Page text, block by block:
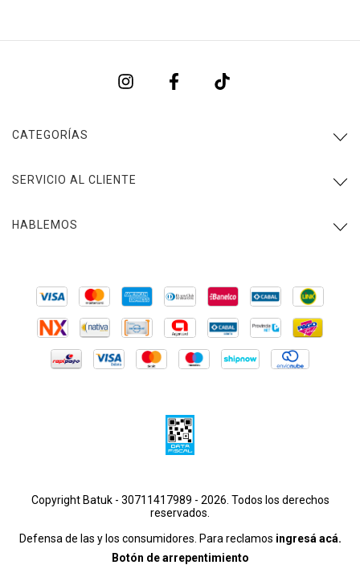
CATEGORÍAS
SERVICIO AL CLIENTE
HABLEMOS
Copyright Batuk - 30711417989 - 2026. Todos los derechos
reservados.
Defensa de las y los consumidores. Para reclamos ingresá acá.
Botón de arrepentimiento